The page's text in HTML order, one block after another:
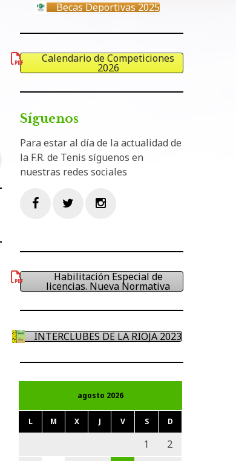
Becas Deportivas 2025
Calendario de Competiciones
2026
Síguenos
Para estar al día de la actualidad de
la F.R. de Tenis síguenos en
nuestras redes sociales
Habilitación Especial de
licencias. Nueva Normativa
INTERCLUBES DE LA RIOJA 2023
agosto 2026
L M X J V S D
1
2